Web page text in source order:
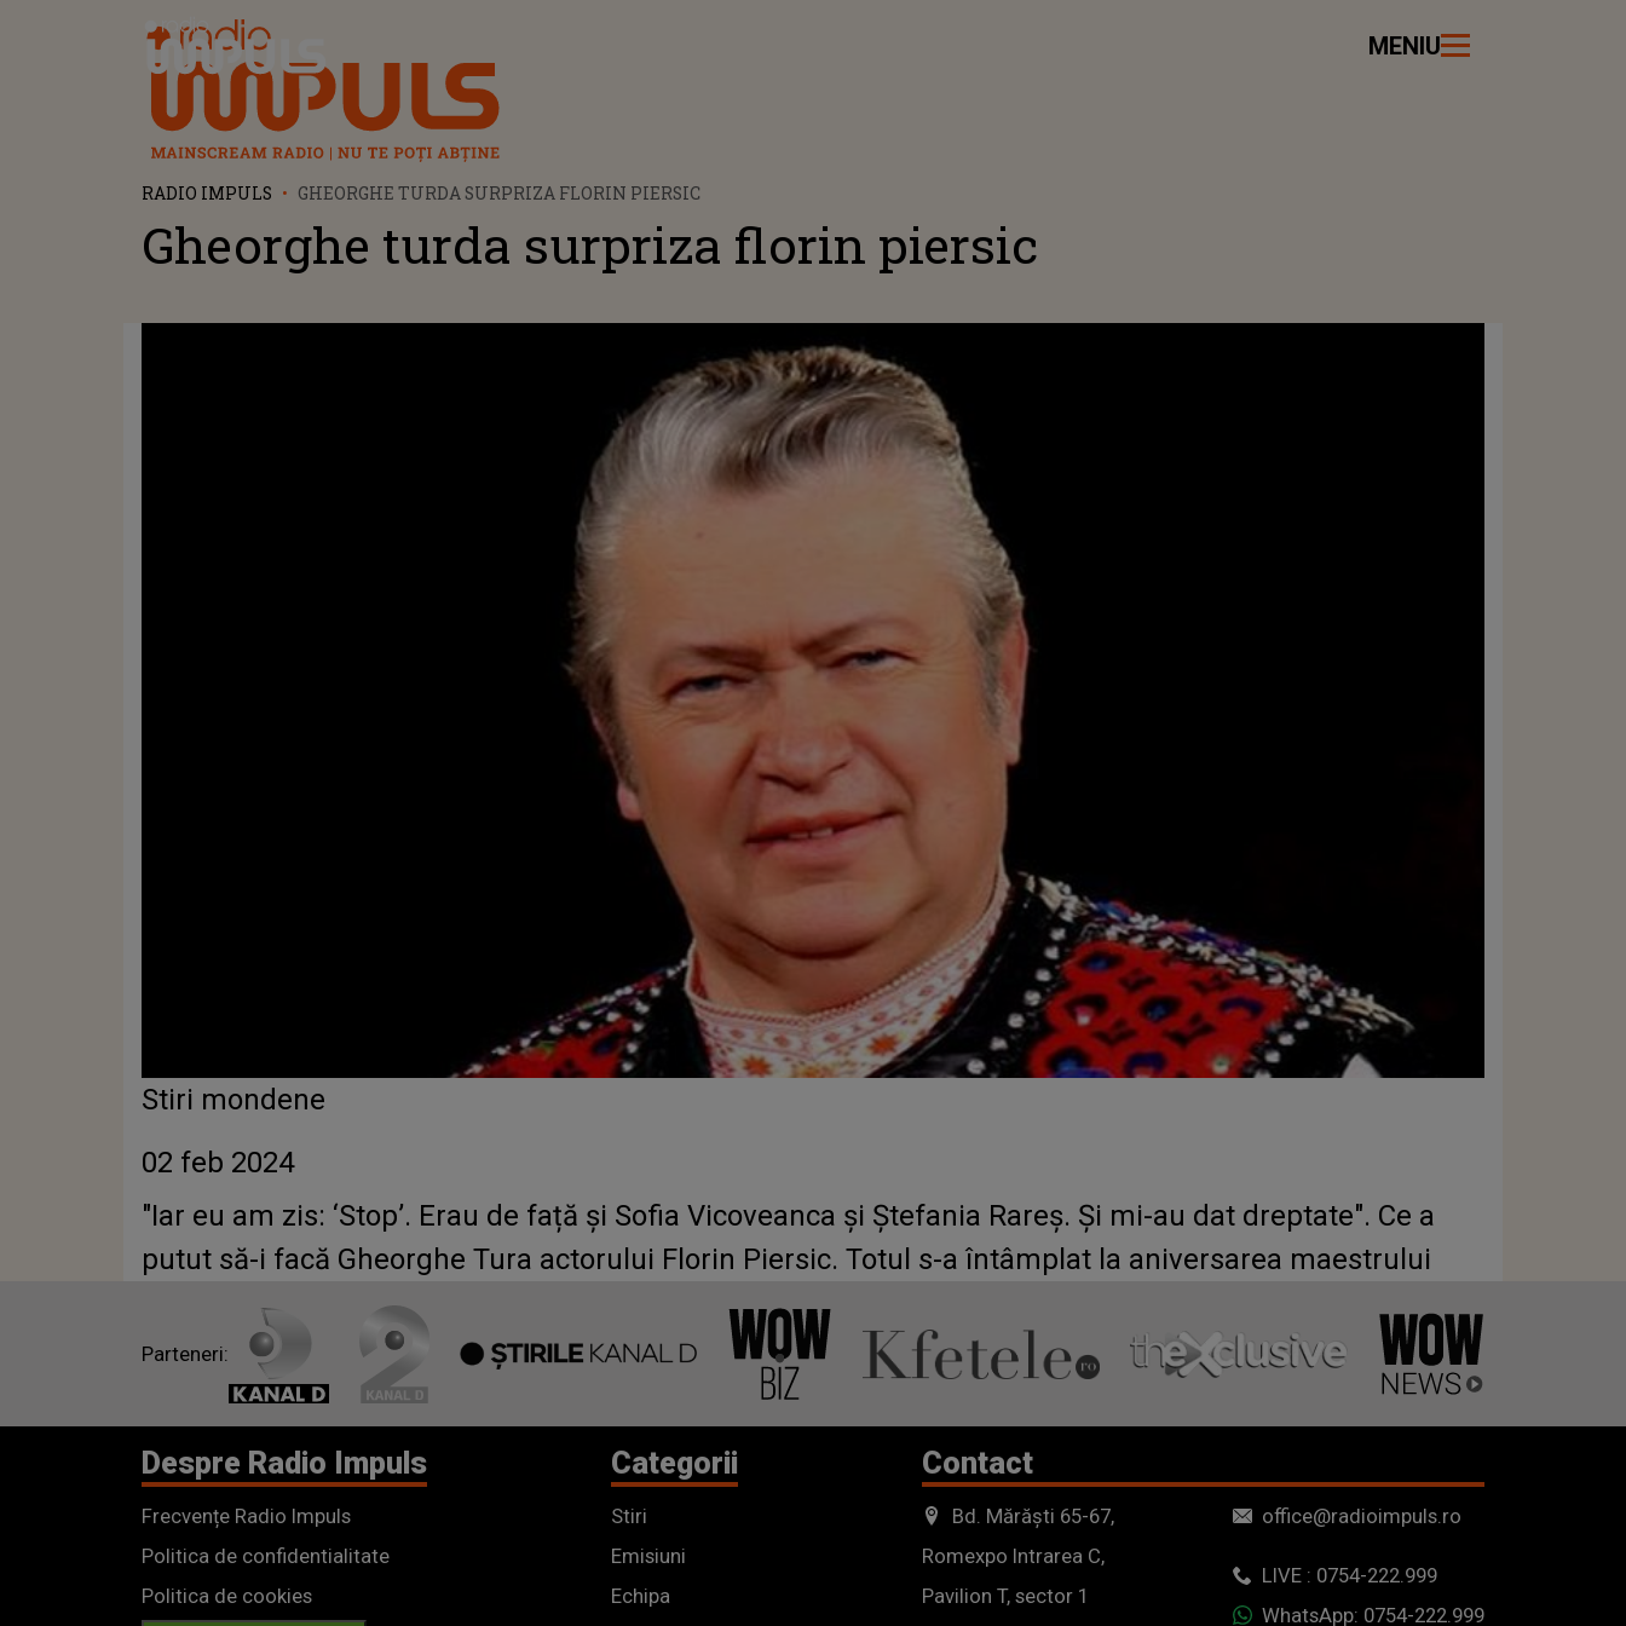
Radio Impuls MENIU
RADIO IMPULS GHEORGHE TURDA SURPRIZA FLORIN PIERSIC
Gheorghe turda surpriza florin piersic
Stiri mondene
02 feb 2024
"Iar eu am zis: ‘Stop’. Erau de față și Sofia Vicoveanca și Ștefania Rareș. Și mi-au dat dreptate". Ce a
putut să-i facă Gheorghe Tura actorului Florin Piersic. Totul s-a întâmplat la aniversarea maestrului
Parteneri:
Despre Radio Impuls
Frecvențe Radio Impuls
Politica de confidentialitate
Politica de cookies
Categorii
Stiri
Emisiuni
Echipa
Contact
Bd. Mărăști 65-67,
Romexpo Intrarea C,
Pavilion T, sector 1
office@radioimpuls.ro
LIVE : 0754-222.999
WhatsApp: 0754-222.999